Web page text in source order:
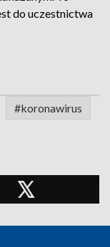
do uczestnictwa
#koronawirus